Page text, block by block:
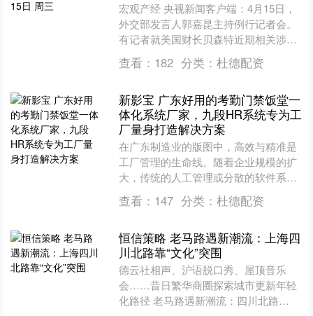
宏观产经 央视新闻客户端：4月15日，
外交部发言人郭嘉昆主持例行记者会。
有记者就美国财长贝森特近期相关涉华
言论提问。对此，郭嘉昆表示，关于伊
朗局势，中方已经多次....
查看： 182 分类： 杜德配资
新影宝 广东好用的考勤门禁饭堂一
体化系统厂家，九段HR系统专为工
厂量身打造解决方案
在广东制造业的版图中，高效与精准是
工厂管理的生命线。随着企业规模的扩
大，传统的人工管理或分散的软件系统
已难以应对复杂的考勤排班、严格的门
禁安防以及繁琐的后勤消费....
查看： 147 分类： 杜德配资
恒信策略 老马路遇新潮流：上海四
川北路靠“文化”突围
德云社相声、沪语脱口秀、屋顶音乐
会……昔日繁华商圈探索城市更新年轻
化路径 老马路遇新潮流：四川北路